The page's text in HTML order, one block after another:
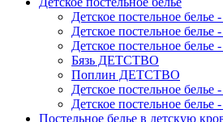
Детское постельное
Детское постельное белье
Детское постельное
Бязь ДЕТСТВО
Поплин ДЕТСТВО
Детское постельное
Детское постельное белье
Постельное белье в детскую